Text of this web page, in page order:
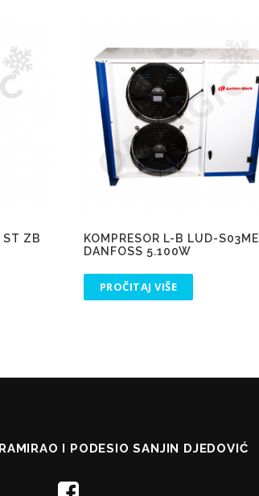
ST ZB
KOMPRESOR L-B LUD-S03ME
DANFOSS 5.100W
PROČITAJ VIŠE
I PODESIO SANJIN DJEDOVIĆ